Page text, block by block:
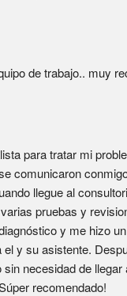
de trabajo.. muy
para tratar mi
comunicaron
llegue al
pruebas y
y me hizo
y su asistente.
necesidad de
recomendado!